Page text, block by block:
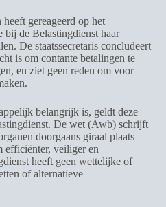
gereageerd op het
de Belastingdienst haar
De staatssecretaris concludeert
is om contante betalingen te
en ziet geen reden om voor
belangrijk is, geldt deze
De wet (Awb) schrijft
doorgaans giraal plaats
efficiënter, veiliger en
heeft geen wettelijke of
of alternatieve